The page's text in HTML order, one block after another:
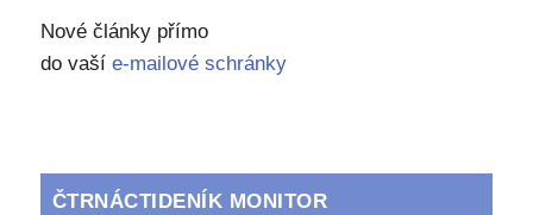
Nové články přímo
do vaší e-mailové schránky
ČTRNÁCTIDENÍK MONITOR